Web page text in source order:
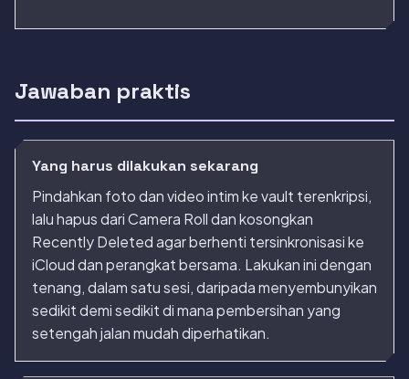
Jawaban praktis
Yang harus dilakukan sekarang
Pindahkan foto dan video intim ke vault terenkripsi,
lalu hapus dari Camera Roll dan kosongkan
Recently Deleted agar berhenti tersinkronisasi ke
iCloud dan perangkat bersama. Lakukan ini dengan
tenang, dalam satu sesi, daripada menyembunyikan
sedikit demi sedikit di mana pembersihan yang
setengah jalan mudah diperhatikan.